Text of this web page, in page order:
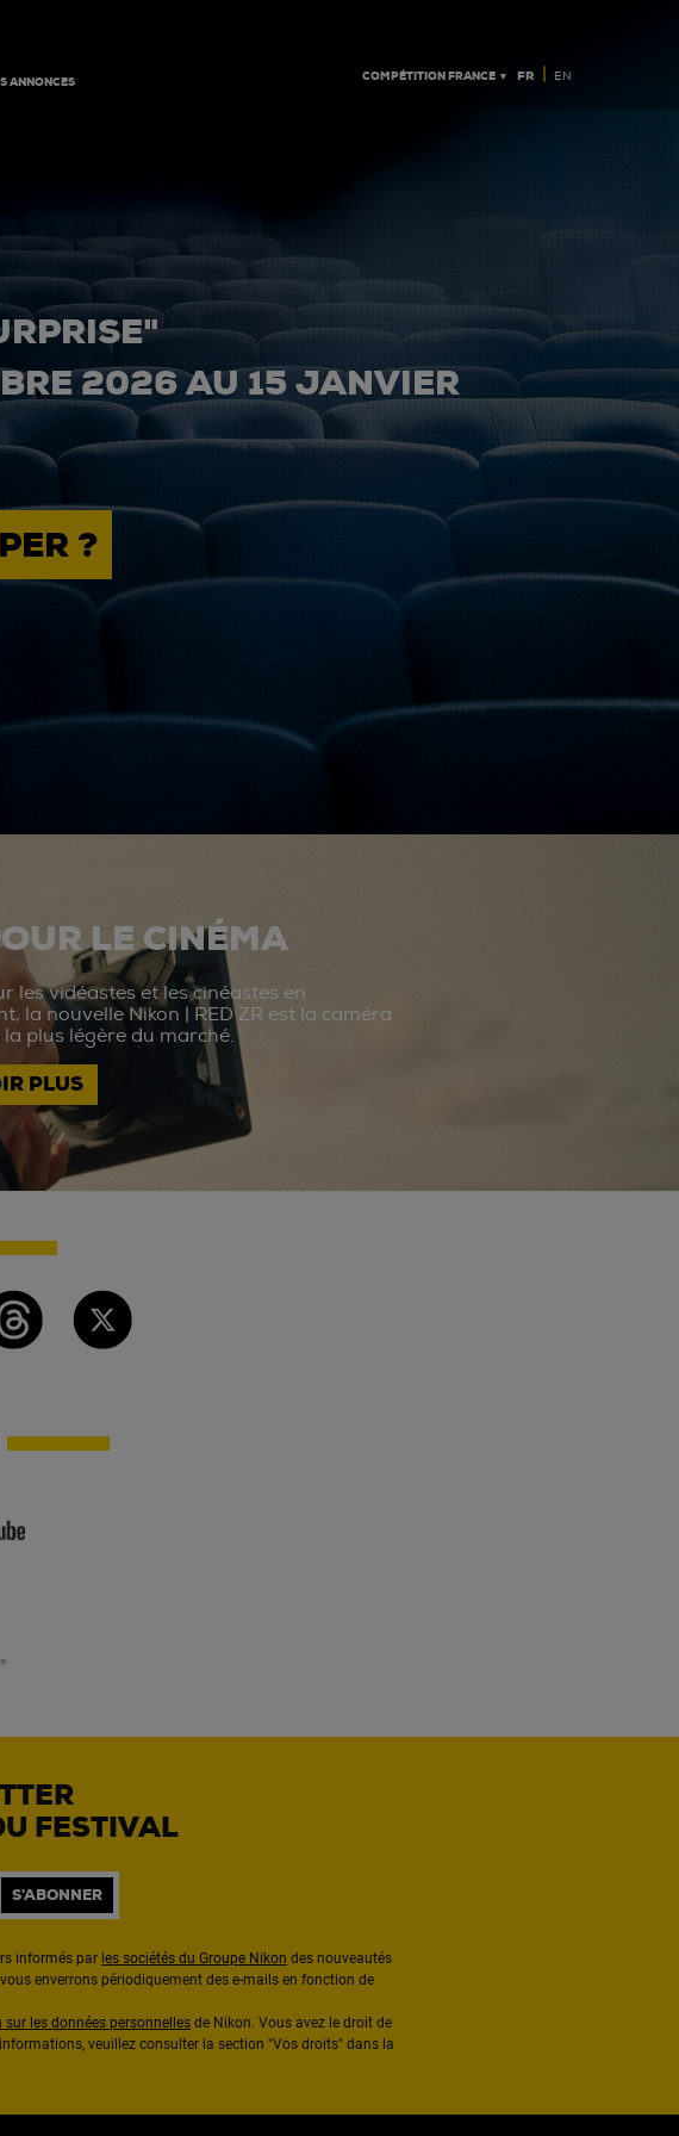
ANNONCES COMPÉTITION FRANCE ▼ FR | EN
2026 AU 15 JANVIER
?
LE CINÉMA
les vidéastes et les cinéastes en
la nouvelle Nikon | RED ZR est la caméra
plus légère du marché.
PLUS
FESTIVAL
S'ABONNER
informés par les sociétés du Groupe Nikon des nouveautés
enverrons périodiquement des e-mails en fonction de
les données personnelles de Nikon. Vous avez le droit de
veuillez consulter la section "Vos droits" dans la